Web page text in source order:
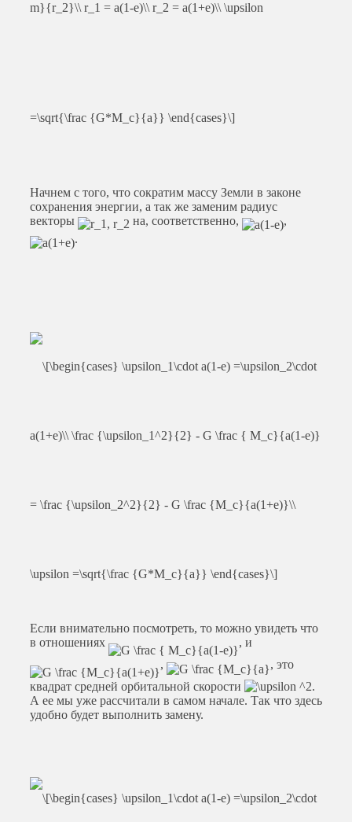
Начнем с того, что сократим массу Земли в законе
сохранения энергии, а так же заменим радиус
векторы
на, соответственно,
,
.
Если внимательно посмотреть, то можно увидеть что
в отношениях
, и
,
, это
квадрат средней орбитальной скорости
.
А ее мы уже рассчитали в самом начале. Так что здесь
удобно будет выполнить замену.